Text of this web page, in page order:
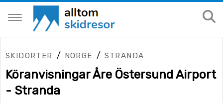
SKIDORTER / NORGE / STRANDA
Köranvisningar Åre Östersund Airport
- Stranda